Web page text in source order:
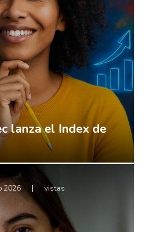
lanza el Index de
2026 | vistas